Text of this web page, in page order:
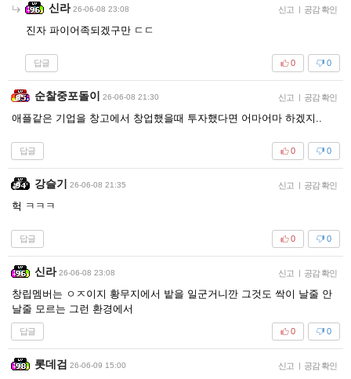
신라 26-06-08 23:08 신고 | 공감 확인
진자 파이어족되겠구만 ㄷㄷ
답글 0
0
순찰중포돌이 26-06-08 21:30 신고 | 공감 확인
애플같은 기업을 창고에서 창업했을때 투자했다면 어마어마 하겠지..
답글 0
0
강슬기 26-06-08 21:35 신고 | 공감 확인
헉 ㅋㅋㅋ
답글 0
0
신라 26-06-08 23:08 신고 | 공감 확인
창립멤버는 ㅇㅈ이지 황무지에서 밭을 일군거니깐 그것도 싹이 날줄 안
날줄 모르는 그런 환경에서
답글 0
0
롯데검 26-06-09 15:00 신고 | 공감 확인